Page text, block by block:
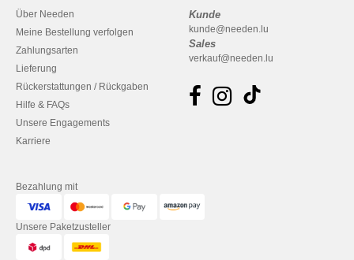
Über Needen
Meine Bestellung verfolgen
Zahlungsarten
Lieferung
Rückerstattungen / Rückgaben
Hilfe & FAQs
Unsere Engagements
Karriere
Kunde
kunde@needen.lu
Sales
verkauf@needen.lu
Bezahlung mit
Unsere Paketzusteller